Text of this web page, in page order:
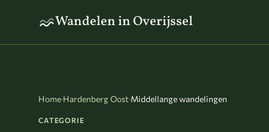
Wandelen in Overijssel
Home·Hardenberg Oost·Middellange wandelingen
CATEGORIE